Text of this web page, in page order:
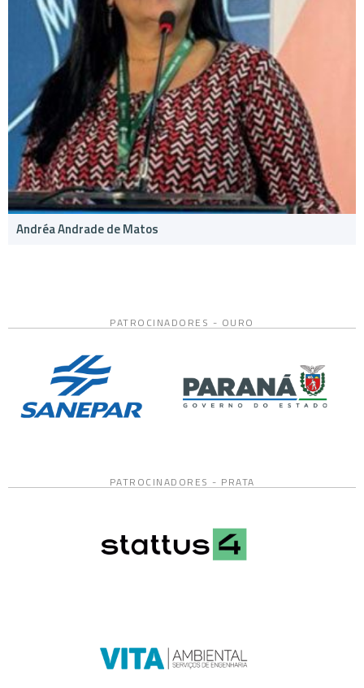
Andréa Andrade de Matos
PATROCINADORES - OURO
PATROCINADORES - PRATA